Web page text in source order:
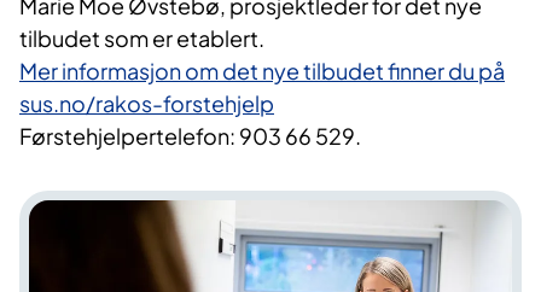
Marie Moe Øvstebø, prosjektleder for det nye
tilbudet som er etablert.
Mer informasjon om det nye tilbudet finner du på
sus.no/rakos-forstehjelp
Førstehjelpertelefon: 903 66 529.